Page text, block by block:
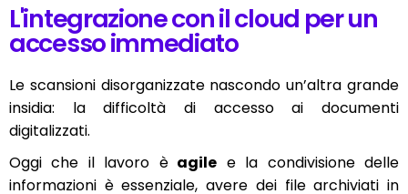
L'integrazione con il cloud per un
accesso immediato
Le scansioni disorganizzate nascondo un’altra grande
insidia: la difficoltà di accesso ai documenti
digitalizzati.
Oggi che il lavoro èagile e la condivisione delle
informazioni è essenziale, avere dei file archiviati in